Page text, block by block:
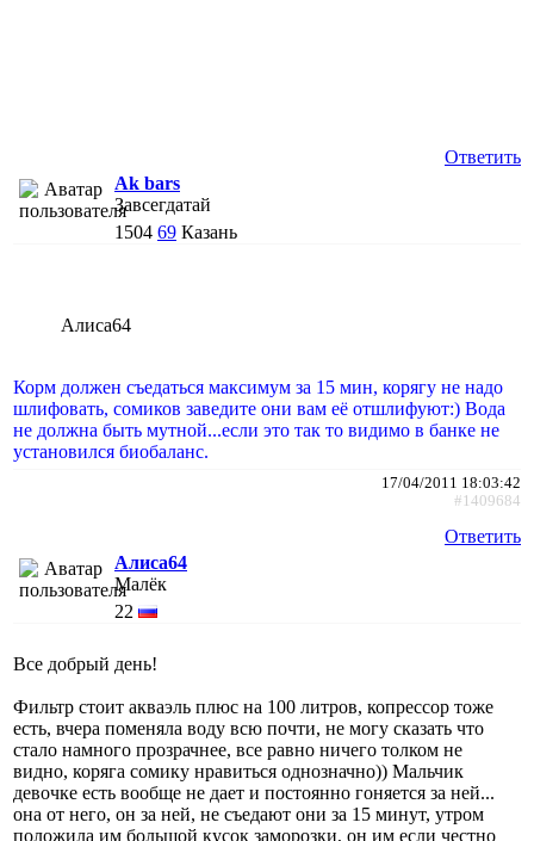
Ответить
Ak bars
Завсегдатай
1504 69 Казань
Алиса64
Корм должен съедаться максимум за 15 мин, корягу не надо
шлифовать, сомиков заведите они вам её отшлифуют:) Вода
не должна быть мутной...если это так то видимо в банке не
установился биобаланс.
17/04/2011 18:03:42
#1409684
Ответить
Алиса64
Малёк
22
Все добрый день!
Фильтр стоит акваэль плюс на 100 литров, копрессор тоже
есть, вчера поменяла воду всю почти, не могу сказать что
стало намного прозрачнее, все равно ничего толком не
видно, коряга сомику нравиться однозначно)) Мальчик
девочке есть вообще не дает и постоянно гоняется за ней...
она от него, он за ней, не съедают они за 15 минут, утром
положила им большой кусок заморозки, он им если честно